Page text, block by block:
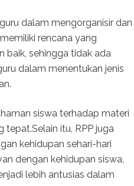
dalam mengorganisir dan
rencana yang
baik, sehingga tidak ada
dalam menentukan jenis
siswa terhadap materi
itu, RPP juga
kehidupan sehari-hari
dengan kehidupan siswa,
lebih antusias dalam